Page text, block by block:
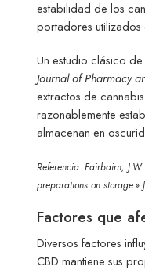
estabilidad de los
portadores utilizados
Un estudio clásico
Journal of Pharmacy
extractos de
razonablemente
almacenan en
Referencia: Fairbairn,
preparations on storage.»
Factores que
Diversos factores
CBD mantiene sus